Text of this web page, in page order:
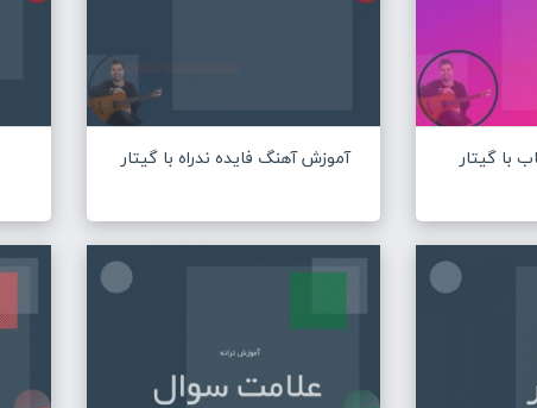
با گیتار آموزش آهنگ فایده ندراه با گیتار